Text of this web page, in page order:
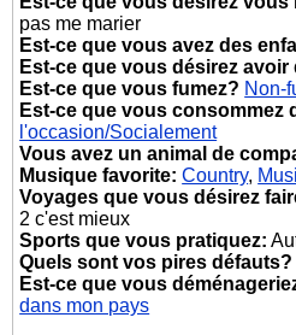
pas me marier
Est-ce que vous avez des
Est-ce que vous désirez avoir
Est-ce que vous fumez? Non-
Est-ce que vous consommez
l'occasion/Socialement
Vous avez un animal de
Musique favorite: Country,
Voyages que vous désirez
2 c'est mieux
Sports que vous pratiquez:
Quels sont vos pires défauts?
Est-ce que vous
dans mon pays